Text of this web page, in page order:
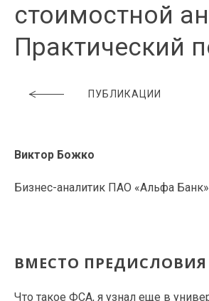
стоимостной
Практический
ПУБЛИКАЦИИ
Виктор Божко
Бизнес-аналитик ПАО «Альфа Банк»
ВМЕСТО ПРЕДИСЛОВИЯ
Что такое ФСА, я узнал еще в